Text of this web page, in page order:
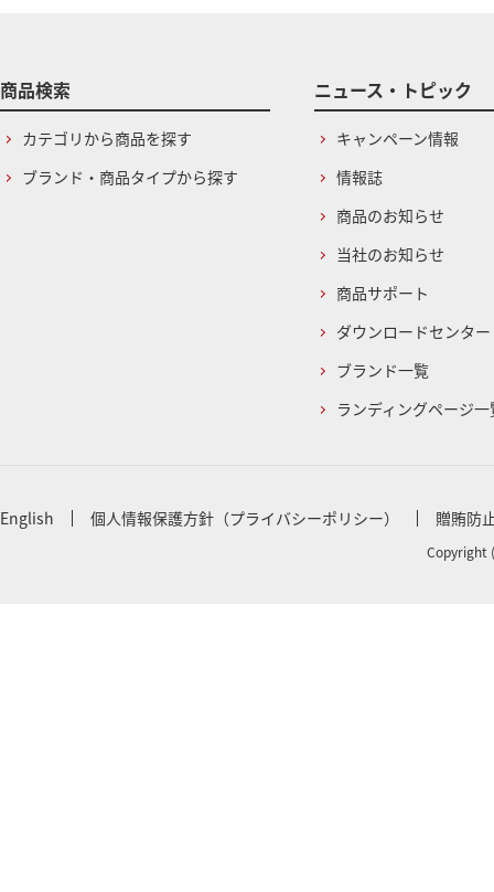
商品検索
カテゴリから商品を探す
ブランド・商品タイプから探す
ニュース・トピック
キャンペーン情報
情報誌
商品のお知らせ
当社のお知らせ
商品サポート
ダウンロードセンター
ブランド一覧
ランディングページ一
English 個人情報保護方針（プライバシーポリシー） 贈賄防
Copyright